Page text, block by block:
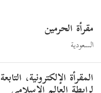
مقرأة الحرمين
السعودية
المقرأة الإلكترونية، التابعة